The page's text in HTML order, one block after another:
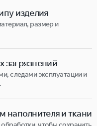
изделия
размер и
загрязнений
следами эксплуатации и
наполнителя и ткани